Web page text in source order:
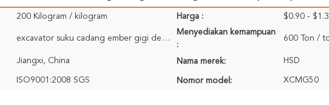
200 Kilogram / kilogram Harga : $0.90 -
excavator suku cadang ember gigi dengan adaptor tempat duduk kemasan: kasus Ply-kayu (110 * 71 * 76)
Menyediakan kemampuan
:
600 Ton /
Jiangxi, China Nama merek: HSD
ISO9001:2008 SGS Nomor model: XCMG50